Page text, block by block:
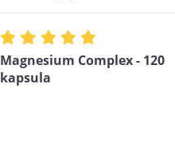
Magnesium Complex - 120
kapsula